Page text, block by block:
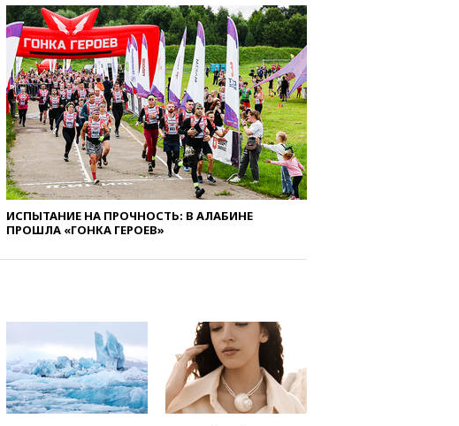
море
вчера, 21:43Экс-
председатель Верховного
суда Венгрии согласился стать
президентом республики
вчера, 20:58Финляндия
введет экзамен для
претендентов на получение
гражданства
вчера, 20:12Минобороны
Болгарии: упавший в стране
беспилотник, скорее всего,
Ормузе
вчера, 18:56«Газпром»: объем
газа в европейских подземных
хранилищах достиг
антирекорда
ИСПЫТАНИЕ НА ПРОЧНОСТЬ: В АЛАБИНЕ
ПРОШЛА «ГОНКА ГЕРОЕВ»